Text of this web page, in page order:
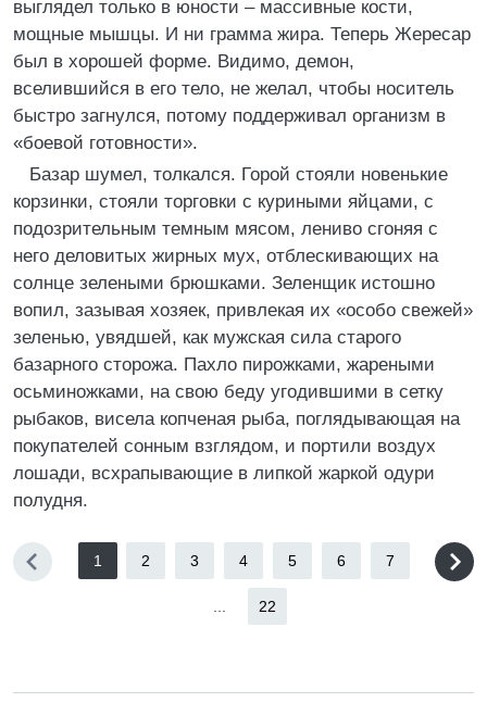
выглядел только в юности – массивные кости,
мощные мышцы. И ни грамма жира. Теперь Жересар
был в хорошей форме. Видимо, демон,
вселившийся в его тело, не желал, чтобы носитель
быстро загнулся, потому поддерживал организм в
«боевой готовности».
Базар шумел, толкался. Горой стояли новенькие
корзинки, стояли торговки с куриными яйцами, с
подозрительным темным мясом, лениво сгоняя с
него деловитых жирных мух, отблескивающих на
солнце зелеными брюшками. Зеленщик истошно
вопил, зазывая хозяек, привлекая их «особо свежей»
зеленью, увядшей, как мужская сила старого
базарного сторожа. Пахло пирожками, жареными
осьминожками, на свою беду угодившими в сетку
рыбаков, висела копченая рыба, поглядывающая на
покупателей сонным взглядом, и портили воздух
лошади, всхрапывающие в липкой жаркой одури
полудня.
1 2 3 4 5 6 7
22